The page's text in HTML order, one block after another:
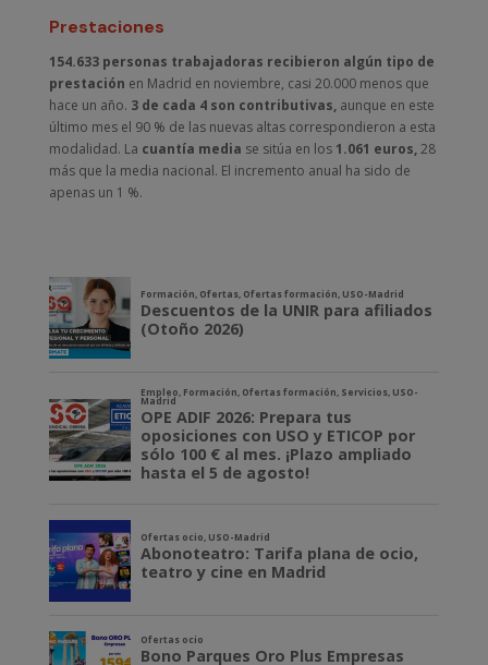
Prestaciones
154.633 personas trabajadoras recibieron algún tipo de
prestación en Madrid en noviembre, casi 20.000 menos que
hace un año. 3 de cada 4 son contributivas,aunque en este
último mes el 90 % de las nuevas altas correspondieron a esta
modalidad. La cuantía media se sitúa en los 1.061 euros,28
más que la media nacional. El incremento anual ha sido de
apenas un 1 %.